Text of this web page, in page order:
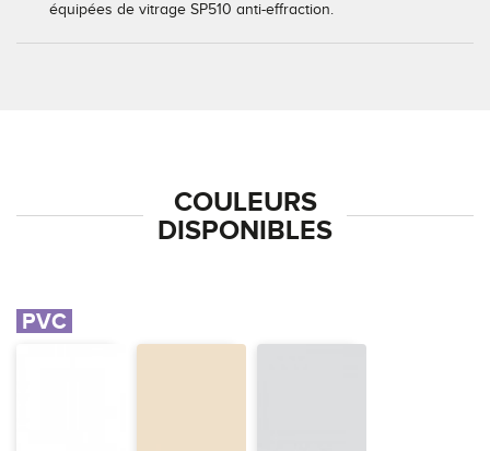
équipées de vitrage SP510 anti-effraction.
COULEURS
DISPONIBLES
PVC